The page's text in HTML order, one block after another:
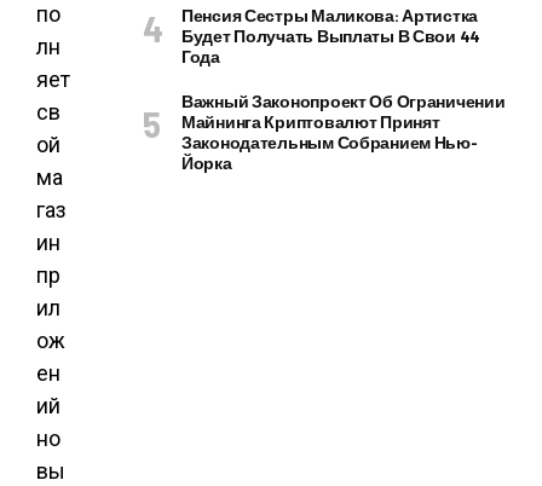
по
лн
яет
св
ой
ма
газ
ин
пр
ил
ож
ен
ий
но
вы
Пенсия Сестры Маликова: Артистка
Будет Получать Выплаты В Свои 44
Года
Важный Законопроект Об Ограничении
Майнинга Криптовалют Принят
Законодательным Собранием Нью-
Йорка